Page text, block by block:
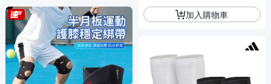
加入購物車